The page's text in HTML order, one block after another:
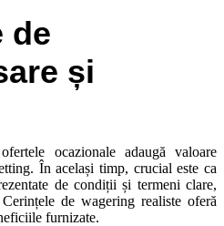
de
și
ocazionale adaugă valoare
În același timp, crucial este ca
de condiții și termeni clare,
de wagering realiste oferă
furnizate.